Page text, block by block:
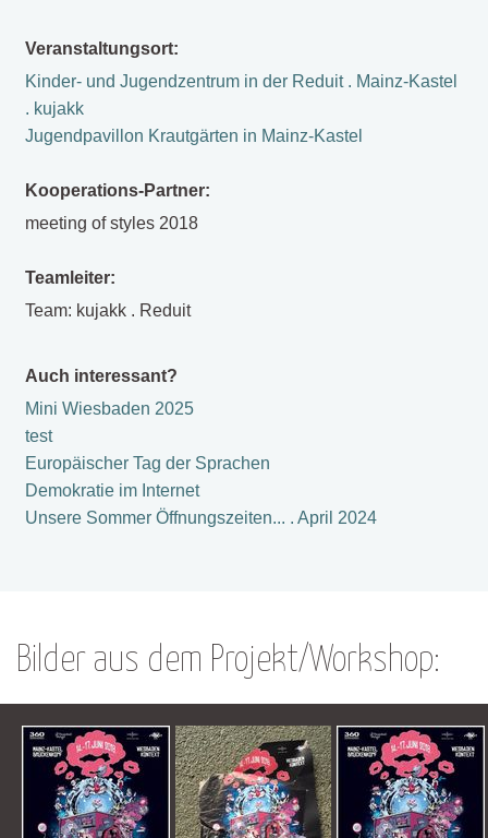
Veranstaltungsort:
Kinder- und Jugendzentrum in der Reduit . Mainz-Kastel
. kujakk
Jugendpavillon Krautgärten in Mainz-Kastel
Kooperations-Partner:
meeting of styles 2018
Teamleiter:
Team: kujakk . Reduit
Auch interessant?
Mini Wiesbaden 2025
test
Europäischer Tag der Sprachen
Demokratie im Internet
Unsere Sommer Öffnungszeiten... . April 2024
Bilder aus dem Projekt/Workshop: